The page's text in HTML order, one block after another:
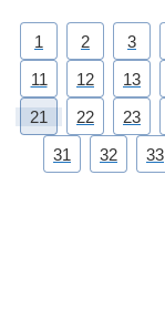
1 2 3
11
12 13
21
22 23
31
32 33